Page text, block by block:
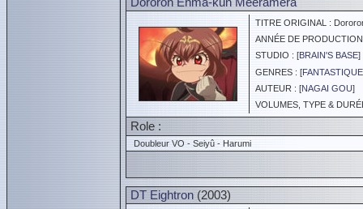
TITRE ORIGINAL :
ANNÉE DE
STUDIO : [BRAIN'S BASE]
GENRES : [
AUTEUR : [NAGAI GOU]
VOLUMES, TYPE &
Role :
Doubleur VO - Seiyû - Harumi
DT Eightron (2003)